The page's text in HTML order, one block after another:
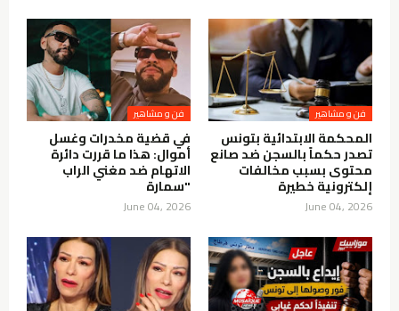
فن و مشاهير
المحكمة الابتدائية بتونس
تصدر حكماً بالسجن ضد صانع
محتوى بسبب مخالفات
إلكترونية خطيرة
June 04, 2026
فن و مشاهير
في قضية مخدرات وغسل
أموال: هذا ما قررت دائرة
الاتهام ضد مغني الراب
"سمارة
June 04, 2026